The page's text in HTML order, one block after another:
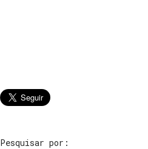
Pesquisar por: